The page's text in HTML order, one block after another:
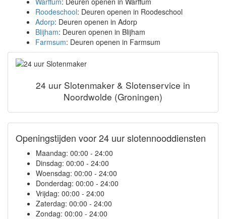
Roodeschool: Deuren openen in Roodeschool
Adorp: Deuren openen in Adorp
Blijham: Deuren openen in Blijham
Farmsum: Deuren openen in Farmsum
24 uur Slotenmaker & Slotenservice in
Noordwolde (Groningen)
Openingstijden voor 24 uur slotennooddiensten
Maandag: 00:00 - 24:00
Dinsdag: 00:00 - 24:00
Woensdag: 00:00 - 24:00
Donderdag: 00:00 - 24:00
Vrijdag: 00:00 - 24:00
Zaterdag: 00:00 - 24:00
Zondag: 00:00 - 24:00